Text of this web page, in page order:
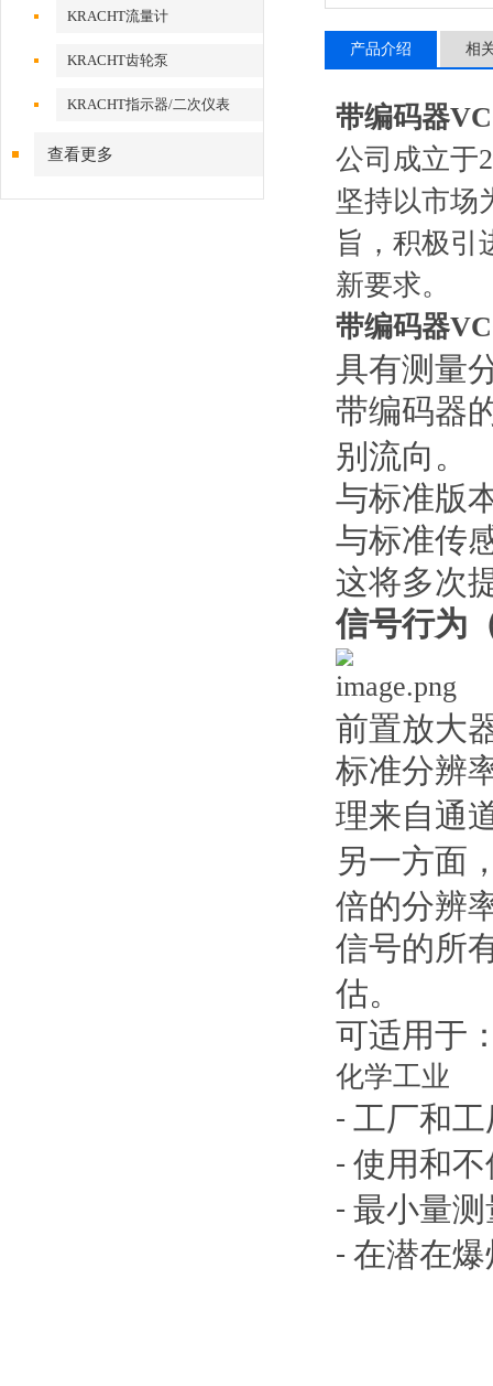
KRACHT流量计
KRACHT齿轮泵
KRACHT指示器/二次仪表
查看更多
产品介绍 相
带编码器
公司成立于
坚持以市场
旨，积极引
新要求。
带编码器
具有测量
带编码器
别流向。
与标准版
与标准传
这将多次
信号行为
前置放大
标准分辨
理来自通
另一方面
倍的分辨
信号的所
估。
可适用于
化学工业
- 工厂和
- 使用和
- 最小量
- 在潜在